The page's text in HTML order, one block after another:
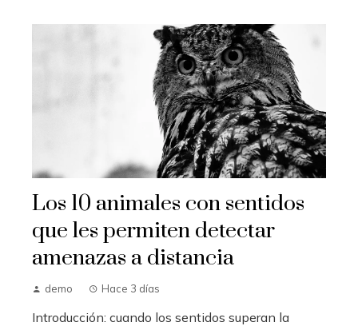
Los 10 animales con sentidos
que les permiten detectar
amenazas a distancia
demo Hace 3 días
Introducción: cuando los sentidos superan la